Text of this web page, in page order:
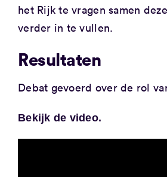
het Rijk te vragen samen
verder in te vullen.
Resultaten
Debat gevoerd over de rol
Bekijk de video.